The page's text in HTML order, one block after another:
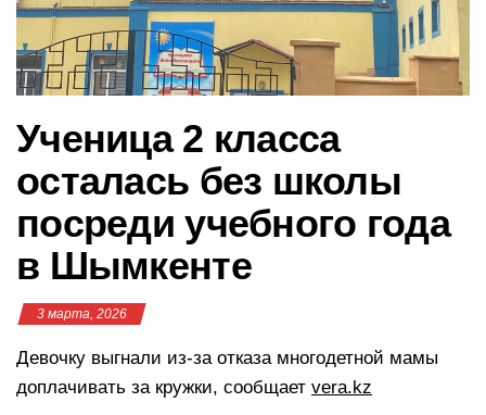
Ученица 2 класса
осталась без школы
посреди учебного года
в Шымкенте
3 марта, 2026
Девочку выгнали из-за отказа многодетной мамы
доплачивать за кружки, сообщает vera.kz